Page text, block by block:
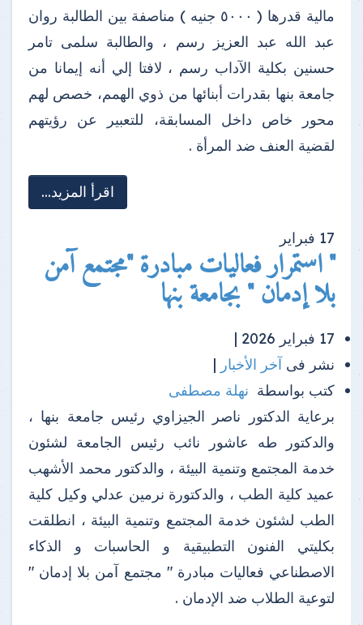
مالية قدرها ( ٥٠٠٠ جنيه ) مناصفة بين الطالبة روان
عبد الله عبد العزيز رسم ، والطالبة سلمى تامر
حسنين بكلية الآداب رسم ، لافتا إلي أنه إيمانا من
جامعة بنها بقدرات أبنائها من ذوي الهمم، خصص لهم
محور خاص داخل المسابقة، للتعبير عن رؤيتهم
لقضية العنف ضد المرأة .
اقرأ المزيد...
17 فبراير
" استمرار فعاليات مبادرة "مجتمع آمن
بلا إدمان " بجامعة بنها
17 فبراير 2026 |
نشر فى آخر الأخبار |
كتب بواسطة نهلة مصطفى
برعاية الدكتور ناصر الجيزاوي رئيس جامعة بنها ،
والدكتور طه عاشور نائب رئيس الجامعة لشئون
خدمة المجتمع وتنمية البيئة ، والدكتور محمد الأشهب
عميد كلية الطب ، والدكتورة نرمين عدلي وكيل كلية
الطب لشئون خدمة المجتمع وتنمية البيئة ، انطلقت
بكليتي الفنون التطبيقية و الحاسبات و الذكاء
الاصطناعي فعاليات مبادرة " مجتمع آمن بلا إدمان "
لتوعية الطلاب ضد الإدمان .